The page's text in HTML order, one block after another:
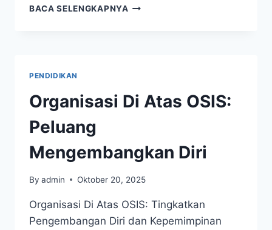
BACA SELENGKAPNYA BIDANG
PENDIDIKAN
Organisasi Di Atas OSIS:
Peluang
Mengembangkan Diri
By admin Oktober 20, 2025
Organisasi Di Atas OSIS: Tingkatkan
Pengembangan Diri dan Kepemimpinan